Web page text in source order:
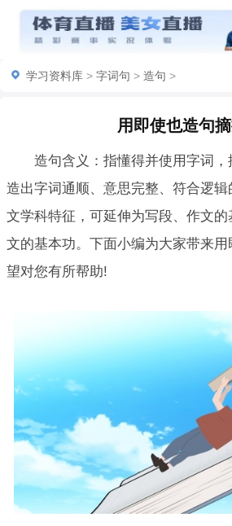
学习资料库 > 字词句 > 造句 >
用即使也造句
造句含义：指懂得并使用字词，
造出字词通顺、意思完整、符合逻
文学科特征，可延伸为写段、作文
文的基本功。下面小编为大家带来
望对您有所帮助!